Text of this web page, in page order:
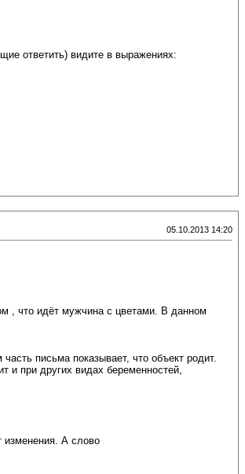
ответить) видите в выражениях:
05.10.2013 14:20
, что идёт мужчина с цветами. В данном
письма показывает, что объект родит.
и при других видах беременностей,
А слово